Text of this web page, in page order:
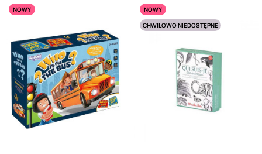
NOWY
NOWY
CHWILOWO NIEDOSTĘPNE